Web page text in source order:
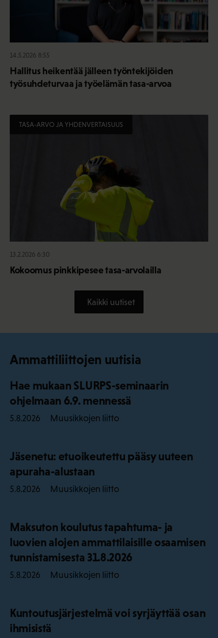
14.5.2026 8:55
Hallitus heikentää jälleen työntekijöiden
työsuhdeturvaa ja työelämän tasa-arvoa
TASA-ARVO JA YHDENVERTAISUUS
13.2.2026 6:30
Kokoomus pinkkipesee tasa-arvolailla
Kaikki uutiset
Ammattiliittojen uutisia
Hae mukaan SLURPS-seminaarin
ohjelmaan 6.9. mennessä
5.8.2026 Muusikkojen liitto
Jäsenetu: etuoikeutettu pääsy uuteen
apuraha-alustaan
5.8.2026 Muusikkojen liitto
Maksuton koulutus tapahtuma- ja
luovien alojen ammattilaisille osaamisen
tunnistamisesta 31.8.2026
5.8.2026 Muusikkojen liitto
Kuntoutusjärjestelmä voi syrjäyttää osan
ihmisistä